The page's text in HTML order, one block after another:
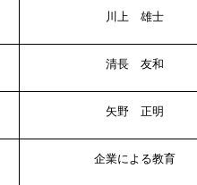
川上 雄士
清長 友和
矢野 正明
企業による教育